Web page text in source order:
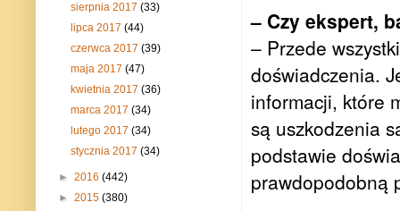
– Czy ekspert,
– Przede
doświadczenia.
informacji, które
są uszkodzenia
podstawie
prawdopodobną
sierpnia 2017(33)
lipca 2017(44)
czerwca 2017(39)
maja 2017(47)
kwietnia 2017(36)
marca 2017(34)
lutego 2017(34)
stycznia 2017(34)
► 2016 (442)
► 2015 (380)